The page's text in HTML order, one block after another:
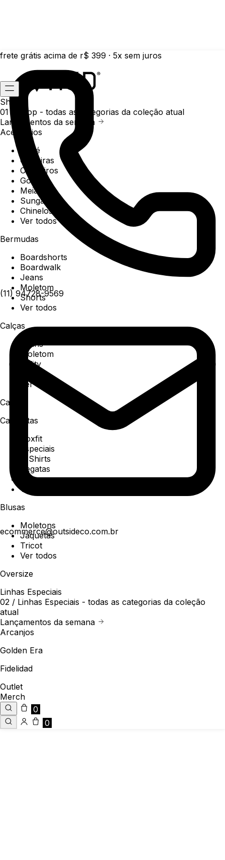
frete grátis acima de r$ 399 · 5x sem juros
(11) 94728-9569
ecommerce@outsideco.com.br
Shop
01 /
Shop - todas as categorias da coleção atual
Lançamentos da semana
Acessórios
Boné
Carteiras
Chaveiros
Gorros
Meias
Sunga
Chinelos
Ver todos
Bermudas
Boardshorts
Boardwalk
Jeans
Moletom
Shorts
Ver todos
Calças
Jeans
Moletom
Utility
Ver todos
Camisa
Camisetas
Boxfit
Especiais
T-Shirts
Regatas
Polo
Ver todos
Blusas
Moletons
Jaquetas
Tricot
Ver todos
Oversize
Linhas Especiais
02 / Linhas Especiais - todas as categorias da coleção
atual
Lançamentos da semana
Arcanjos
Golden Era
Fidelidad
Outlet
Merch
0
0